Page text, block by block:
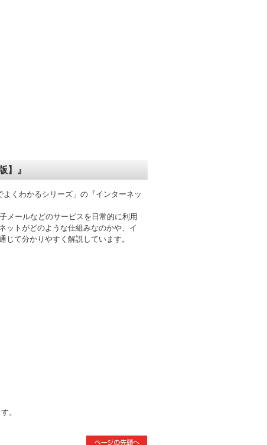
】』
くわかるシリーズ」の『インターネッ
メールなどのサービスを日常的に利用
ットがどのような仕組みなのかや、イ
て分かりやすく解説しています。
。